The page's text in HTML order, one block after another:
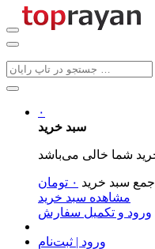
۰
سبد خرید
جمع سبد خرید ۰ تومان
مشاهده سبد خرید
ورود و تکمیل سفارش
ورود | ثبت‌نام